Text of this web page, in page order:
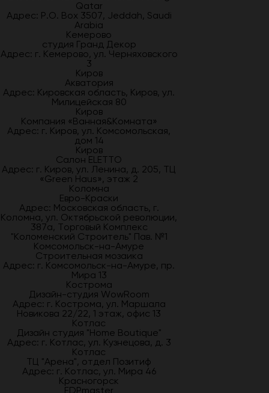
Qatar
Адрес: P.O. Box 3507, Jeddah, Saudi
Arabia
Кемерово
студия Гранд Декор
Адрес: г. Кемерово, ул. Черняховского
3
Киров
Акватория
Адрес: Кировская область, Киров, ул.
Милицейская 80
Киров
Компания «Ванная&Комната»
Адрес: г. Киров, ул. Комсомольская,
дом 14
Киров
Салон ELETTO
Адрес: г. Киров, ул. Ленина, д. 205, ТЦ
«Green Haus», этаж 2
Коломна
Евро-Краски
Адрес: Московская область, г.
Коломна, ул. Октябрьской революции,
387а, Торговый Комплекс
"Коломенский Строитель" Пав. №1
Комсомольск-на-Амуре
Строительная мозаика
Адрес: г. Комсомольск-на-Амуре, пр.
Мира 13
Кострома
Дизайн-студия WowRoom
Адрес: г. Кострома, ул. Маршала
Новикова 22/22, 1 этаж, офис 13
Котлас
Дизайн студия "Home Boutique"
Адрес: г. Котлас, ул. Кузнецова, д. 3
Котлас
ТЦ "Арена", отдел Позитиф
Адрес: г. Котлас, ул. Мира 46
Красногорск
FDPmaster